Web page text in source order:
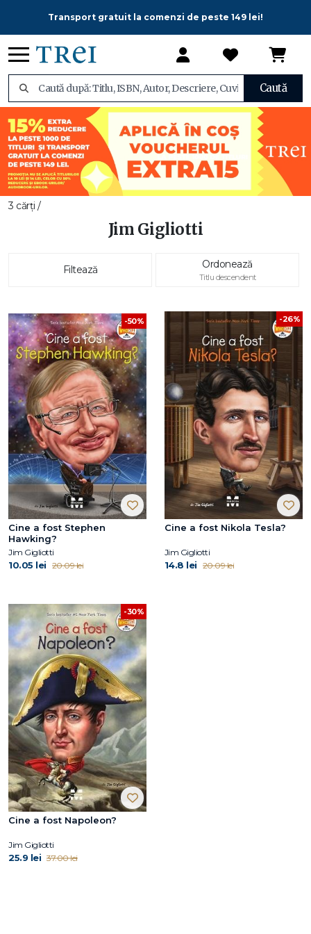
Transport gratuit la comenzi de peste 149 lei!
Caută
3 cărți /
Jim Gigliotti
Filtează Ordonează
Titlu descendent
-50%
Cine a fost Stephen
Hawking?
Jim Gigliotti
10.05 lei 20.09 lei
-26%
Cine a fost Nikola Tesla?
Jim Gigliotti
14.8 lei 20.09 lei
-30%
Cine a fost Napoleon?
Jim Gigliotti
25.9 lei 37.00 lei